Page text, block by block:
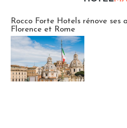
Rocco Forte Hotels rénove ses
Florence et Rome